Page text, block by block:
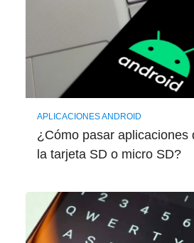
APLICACIONES ANDROID
¿Cómo pasar aplicaciones
la tarjeta SD o micro SD?